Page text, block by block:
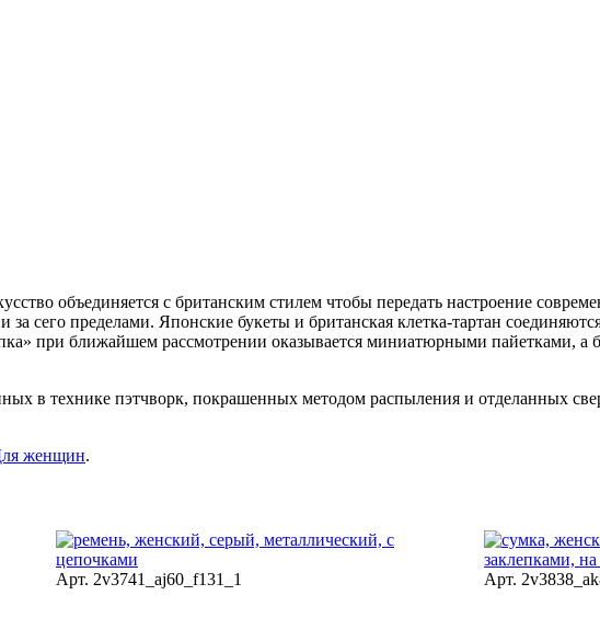
объединяется с британским стилем чтобы передать настроение
сего пределами. Японские букеты и британская клетка-тартан
при ближайшем рассмотрении оказывается миниатюрными пайетками, а
в технике пэтчворк, покрашенных методом распыления и отделанных
женщин.
Арт. 2v3741_aj60_f131_1 Арт.